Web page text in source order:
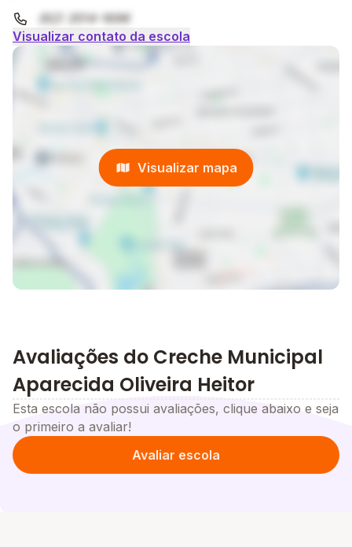
(62) 3514-1696
Visualizar contato da escola
Visualizar mapa
Avaliações do Creche Municipal
Aparecida Oliveira Heitor
Esta escola não possui avaliações, clique abaixo e seja
o primeiro a avaliar!
Avaliar escola